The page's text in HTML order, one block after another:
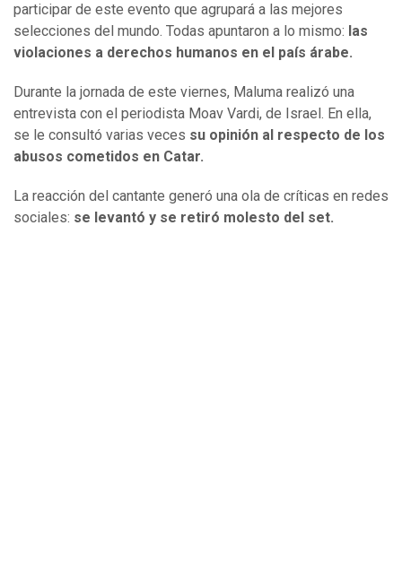
participar de este evento que agrupará a las mejores
selecciones del mundo. Todas apuntaron a lo mismo: las
violaciones a derechos humanos en el país árabe.
Durante la jornada de este viernes, Maluma realizó una
entrevista con el periodista Moav Vardi, de Israel. En ella,
se le consultó varias veces su opinión al respecto de los
abusos cometidos en Catar.
La reacción del cantante generó una ola de críticas en redes
sociales: se levantó y se retiró molesto del set.